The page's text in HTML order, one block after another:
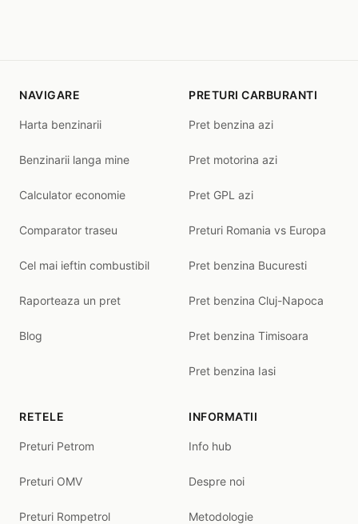
NAVIGARE
Harta benzinarii
Benzinarii langa mine
Calculator economie
Comparator traseu
Cel mai ieftin combustibil
Raporteaza un pret
Blog
PRETURI CARBURANTI
Pret benzina azi
Pret motorina azi
Pret GPL azi
Preturi Romania vs Europa
Pret benzina Bucuresti
Pret benzina Cluj-Napoca
Pret benzina Timisoara
Pret benzina Iasi
RETELE
Preturi Petrom
Preturi OMV
Preturi Rompetrol
INFORMATII
Info hub
Despre noi
Metodologie